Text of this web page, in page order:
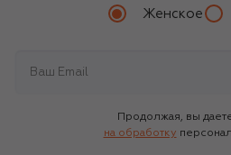
Женское
Продолжая, вы
на обработку